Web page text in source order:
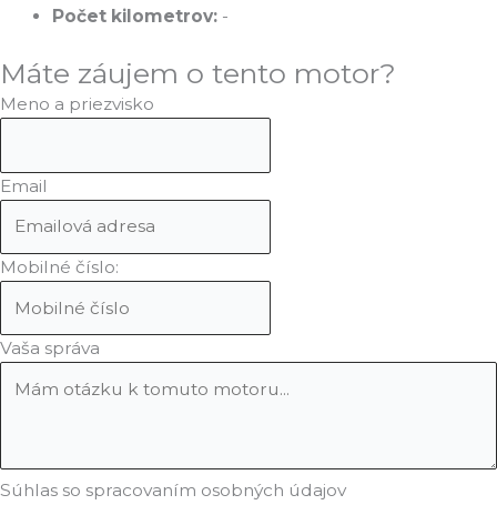
Počet kilometrov: -
Máte záujem o tento motor?
Meno a priezvisko
Email
Mobilné číslo:
Vaša správa
Súhlas so spracovaním osobných údajov